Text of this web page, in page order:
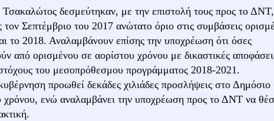
δεσμεύτηκαν, με την επιστολή τους προς το ΔΝΤ,
Σεπτέμβριο του 2017 ανώτατο όριο στις συμβάσεις
το 2018. Αναλαμβάνουν επίσης την υποχρέωση ότι όσες
από ορισμένου σε αορίστου χρόνου με δικαστικές
του μεσοπρόθεσμου προγράμματος 2018-2021.
προωθεί δεκάδες χιλιάδες προσλήψεις στο Δημόσιο
χρόνου, ενώ αναλαμβάνει την υποχρέωση προς το ΔΝΤ να